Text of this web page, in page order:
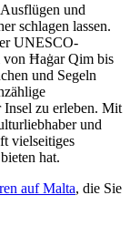
und
schlagen lassen.
UNESCO-
von Ħaġar Qim bis
und Segeln
zu erleben. Mit
und
vielseitiges
hat.
auf Malta, die Sie